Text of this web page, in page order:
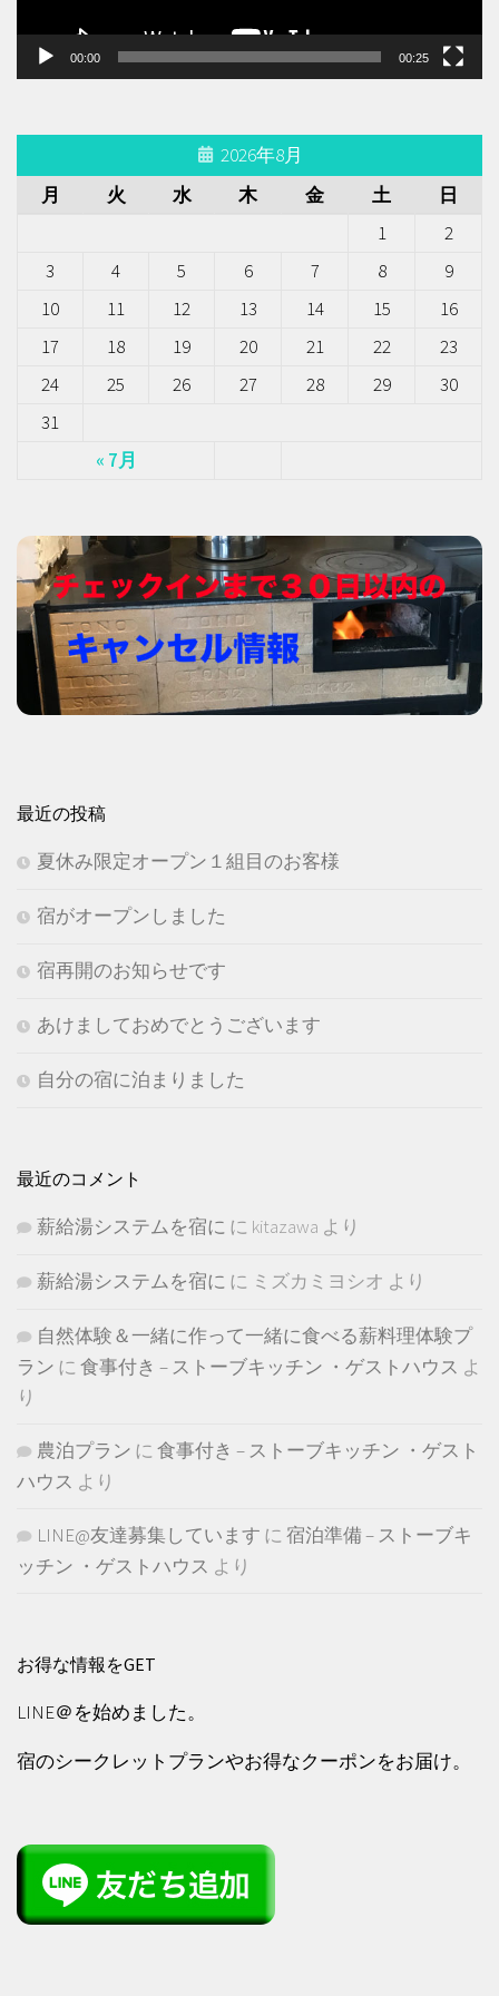
00:00 00:25
2026年8月
月
火 水 木 金 土 日
« 7月
1
2
3
4 5 6 7 8
9
10
11 12 13 14 15
16
17
18 19 20 21 22
23
24
25 26 27 28 29
30
31
最近の投稿
夏休み限定オープン１組目のお客様
宿がオープンしました
宿再開のお知らせです
あけましておめでとうございます
自分の宿に泊まりました
最近のコメント
薪給湯システムを宿に に kitazawa より
薪給湯システムを宿に に ミズカミヨシオ より
自然体験＆一緒に作って一緒に食べる薪料理体験プ
ラン に 食事付き – ストーブキッチン ・ゲストハウス よ
り
農泊プラン に 食事付き – ストーブキッチン ・ゲスト
ハウス より
LINE@友達募集しています に 宿泊準備 – ストーブキ
ッチン ・ゲストハウス より
お得な情報をGET
LINE＠を始めました。
宿のシークレットプランやお得なクーポンをお届け。